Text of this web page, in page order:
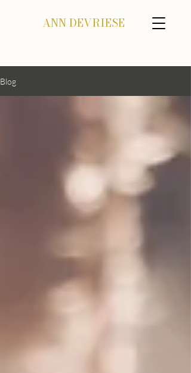
ANN DEVRIESE
Blog